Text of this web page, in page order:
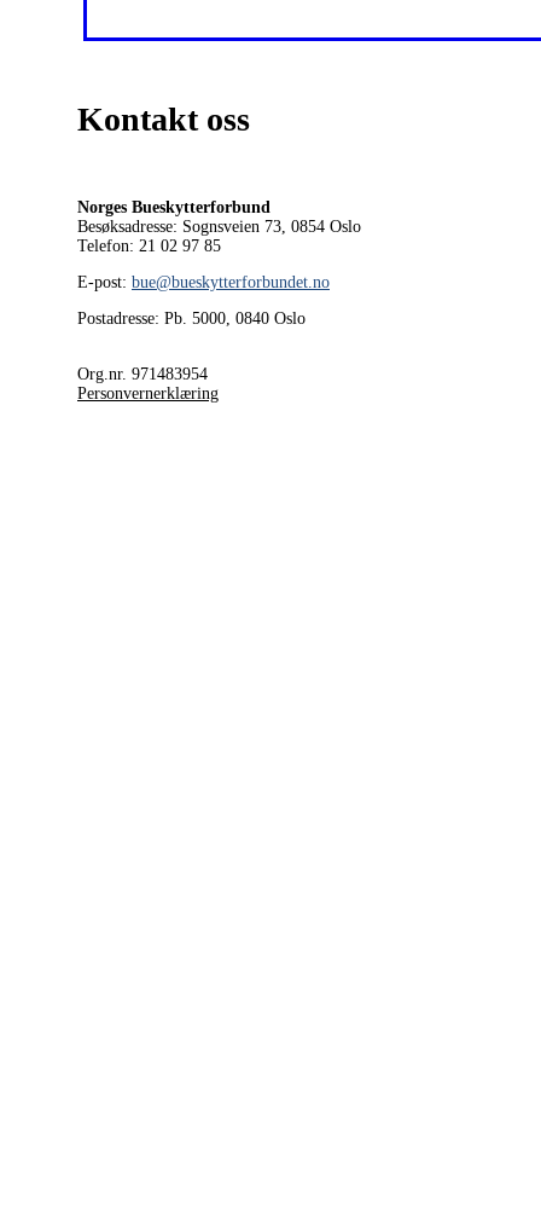
Kontakt oss
Norges Bueskytterforbund
Besøksadresse: Sognsveien 73, 0854 Oslo
Telefon: 21 02 97 85
E-post: bue@bueskytterforbundet.no
Postadresse: Pb. 5000, 0840 Oslo
Org.nr. 971483954
Personvernerklæring